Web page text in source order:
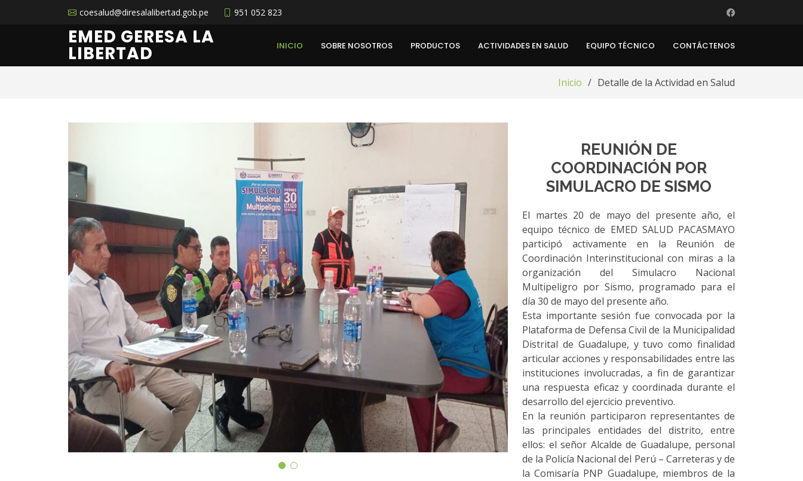
coesalud@diresalalibertad.gob.pe 951 052 823
EMED GERESA LA
LIBERTAD INICIO SOBRE NOSOTROS PRODUCTOS ACTIVIDADES EN SALUD EQUIPO TÉCNICO CONTÁCTENOS
Inicio Detalle de la Actividad en Salud
REUNIÓN DE
COORDINACIÓN POR
SIMULACRO DE SISMO
El martes 20 de mayo del presente año, el
equipo técnico de EMED SALUD PACASMAYO
participó activamente en la Reunión de
Coordinación Interinstitucional con miras a la
organización del Simulacro Nacional
Multipeligro por Sismo, programado para el
día 30 de mayo del presente año.
Esta importante sesión fue convocada por la
Plataforma de Defensa Civil de la Municipalidad
Distrital de Guadalupe, y tuvo como finalidad
articular acciones y responsabilidades entre las
instituciones involucradas, a fin de garantizar
una respuesta eficaz y coordinada durante el
desarrollo del ejercicio preventivo.
En la reunión participaron representantes de
las principales entidades del distrito, entre
ellos: el señor Alcalde de Guadalupe, personal
de la Policía Nacional del Perú – Carreteras y de
la Comisaría PNP Guadalupe, miembros de la